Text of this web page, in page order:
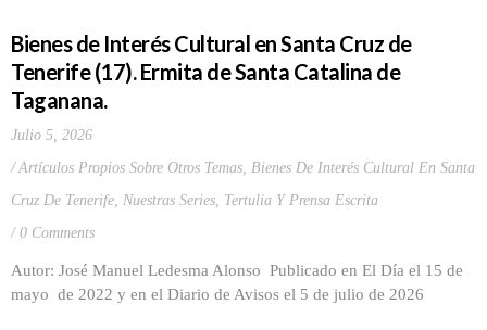
Bienes de Interés Cultural en Santa Cruz de
Tenerife (17). Ermita de Santa Catalina de
Taganana.
Julio 5, 2026
Artículos Propios Sobre Otros Temas, Bienes De Interés Cultural En Santa
Cruz De Tenerife, Nuestras Series, Tertulia Y Prensa Escrita
0 Comments
Autor: José Manuel Ledesma Alonso Publicado en El Día el 15 de
mayo de 2022 y en el Diario de Avisos el 5 de julio de 2026